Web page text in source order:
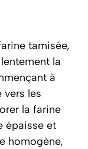
tamisée,
la
à
les
la farine
épaisse et
homogène,